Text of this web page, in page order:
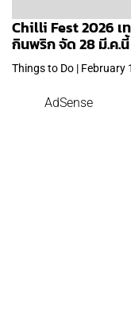
Chilli Fest 2026
กินพริก จัด 28 มี.ค.
Things to Do | February
AdSense